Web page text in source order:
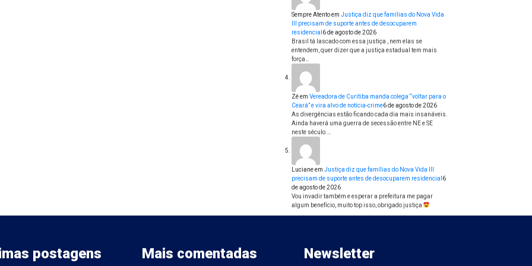
Sempre Atentoem Justiça diz que famílias do Nova Vida
III precisam de suporte antes de desocuparem
residencial 6 de agosto de 2026
Brasil tá lascado com essa justiça , nem elas se
entendem, quer dizer que a justiça estadual tem mais
força…
Zéem Vereadora de Curitiba manda colega “voltar para o
Ceará” e vira alvo de notícia-crime6 de agosto de 2026
As divergências estão ficando cada dia mais insanáveis.
Ainda haverá uma guerra de secessão entre NE e SE
neste século.…
Lucianeem Justiça diz que famílias do Nova Vida III
precisam de suporte antes de desocuparem residencial 6
de agosto de 2026
Vou invadir também e esperar a prefeitura me pagar
algum benefício, muito top isso, obrigado justiça
postagens Mais comentadas Newsletter